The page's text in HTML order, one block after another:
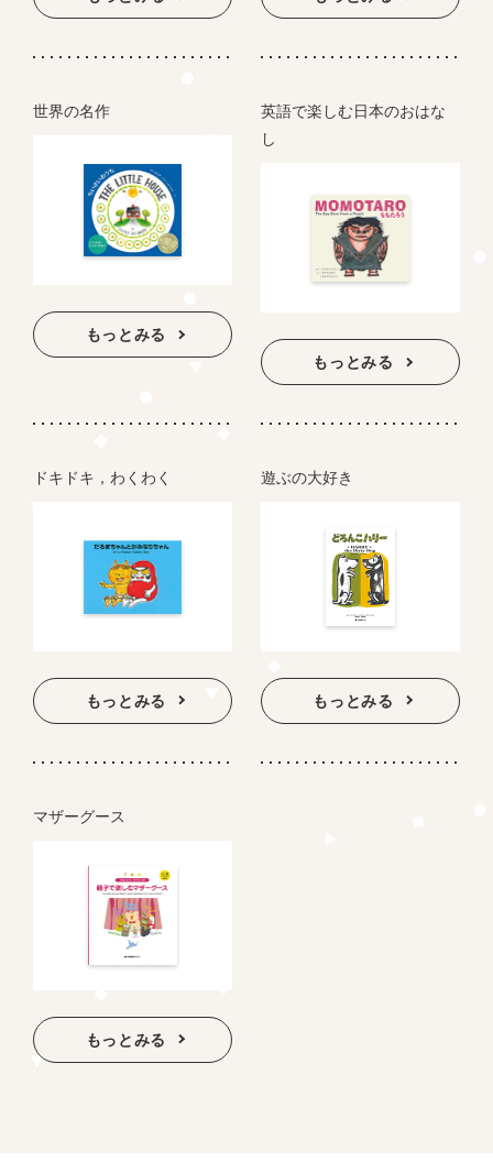
世界の名作
もっとみる
英語で楽しむ日本のおはな
し
もっとみる
ドキドキ，わくわく
もっとみる
遊ぶの大好き
もっとみる
マザーグース
もっとみる